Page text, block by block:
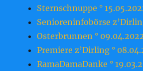
Sternschnuppe °
Senioreninfobörse
Osterbrunnen °
Premiere z’Dirling °
RamaDamaDanke °